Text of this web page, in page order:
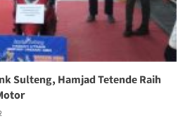
Sulteng, Hamjad Tetende Raih